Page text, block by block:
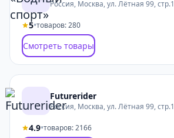
Россия, Москва, ул. Лётная 99, стр.1
5•товаров: 280
Смотреть товары
Futurerider
Россия, Москва, ул. Лётная 99, стр.1
4.9•товаров: 2166